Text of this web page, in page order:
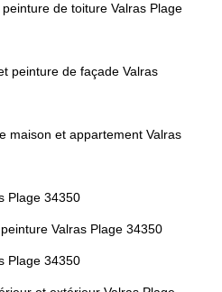
de toiture Valras Plage
peinture de façade Valras
maison et appartement Valras
Plage 34350
Valras Plage 34350
Plage 34350